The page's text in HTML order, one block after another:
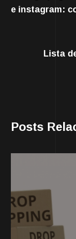
e instagram:
Lista
Posts